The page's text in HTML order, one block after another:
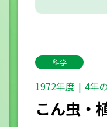
科学
1972年度 4年
こん虫・